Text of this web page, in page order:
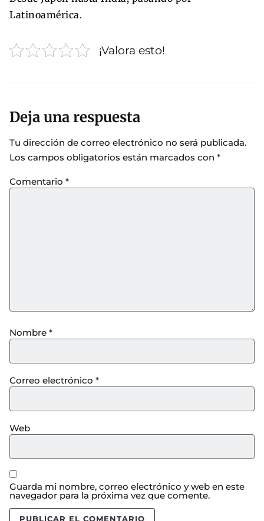
Latinoamérica.
¡Valora esto!
Deja una respuesta
Tu dirección de correo electrónico no será publicada.
Los campos obligatorios están marcados con *
Comentario *
Nombre *
Correo electrónico *
Web
Guarda mi nombre, correo electrónico y web en este
navegador para la próxima vez que comente.